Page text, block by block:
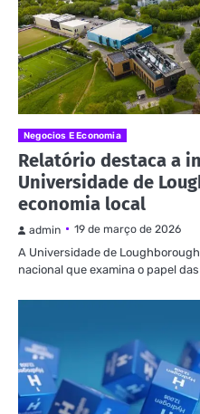
Negocios E Economia
Relatório destaca a
Universidade de
economia local
admin 19 de março de 2026
A Universidade de
nacional que examina o papel